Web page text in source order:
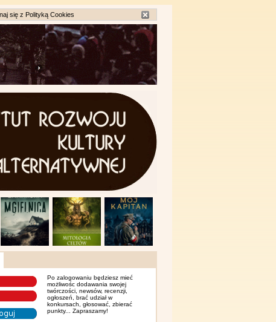
się z Polityką Cookies
Po zalogowaniu będziesz mieć
możliwośc dodawania swojej
twórczości, newsów, recenzji,
ogłoszeń, brać udział w
konkursach, głosować, zbierać
punkty... Zapraszamy!